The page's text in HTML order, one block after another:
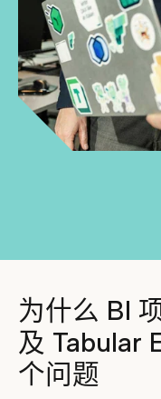
为什么 BI
及 Tabular
个问题